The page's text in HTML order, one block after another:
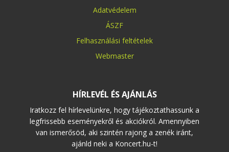
Adatvédelem
ÁSZF
Felhasználási feltételek
Webmaster
HÍRLEVÉL ÉS AJÁNLÁS
Iratkozz fel hírlevelünkre, hogy tájékoztathassunk a
legfrissebb eseményekről és akciókról. Amennyiben
van ismerősöd, aki szintén rajong a zenék iránt,
ajánld neki a Koncert.hu-t!